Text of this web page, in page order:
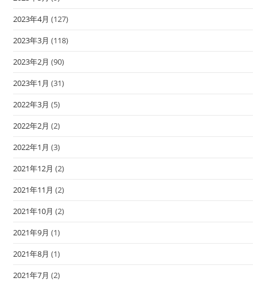
2023年4月 (127)
2023年3月 (118)
2023年2月 (90)
2023年1月 (31)
2022年3月 (5)
2022年2月 (2)
2022年1月 (3)
2021年12月 (2)
2021年11月 (2)
2021年10月 (2)
2021年9月 (1)
2021年8月 (1)
2021年7月 (2)